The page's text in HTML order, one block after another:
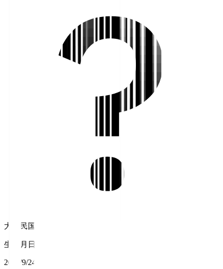
大韓民国
生年月日
2003/9/24